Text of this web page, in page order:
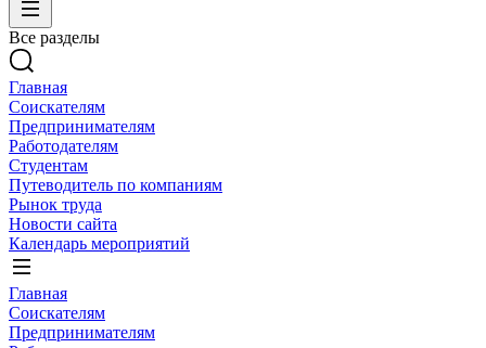
Все разделы
Главная
Соискателям
Предпринимателям
Работодателям
Студентам
Путеводитель по компаниям
Рынок труда
Новости сайта
Календарь мероприятий
Главная
Соискателям
Предпринимателям